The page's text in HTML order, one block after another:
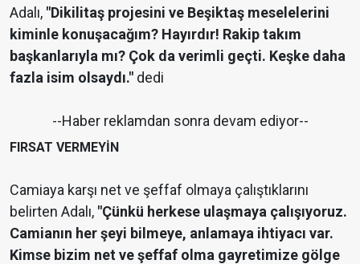
Adalı, "Dikilitaş projesini ve Beşiktaş meselelerini
kiminle konuşacağım? Hayırdır! Rakip takım
başkanlarıyla mı? Çok da verimli geçti. Keşke daha
fazla isim olsaydı." dedi
--Haber reklamdan sonra devam ediyor--
FIRSAT VERMEYİN
Camiaya karşı net ve şeffaf olmaya çalıştıklarını
belirten Adalı, "Çünkü herkese ulaşmaya çalışıyoruz.
Camianın her şeyi bilmeye, anlamaya ihtiyacı var.
Kimse bizim net ve şeffaf olma gayretimize gölge